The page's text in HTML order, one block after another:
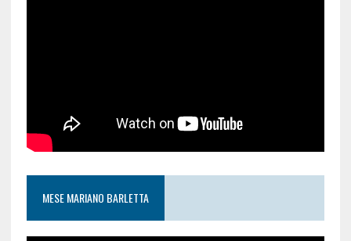
MESE MARIANO BARLETTA